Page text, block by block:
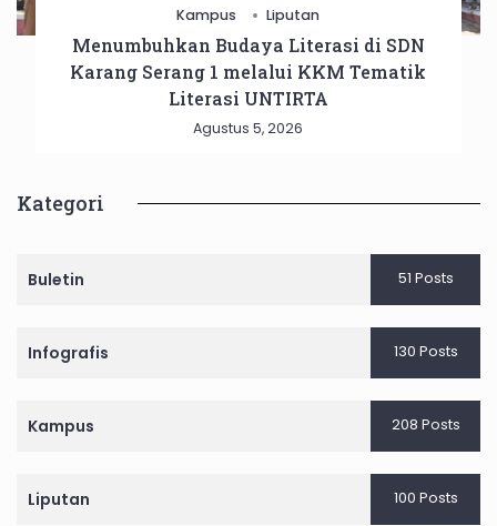
Kampus Liputan
Menumbuhkan Budaya Literasi di SDN
Karang Serang 1 melalui KKM Tematik
Literasi UNTIRTA
Agustus 5, 2026
Kategori
Buletin 51 Posts
Infografis 130 Posts
Kampus 208 Posts
Liputan 100 Posts